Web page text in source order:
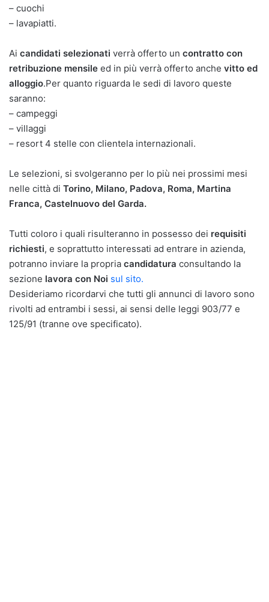
– cuochi
– lavapiatti.
Ai candidati selezionati verrà offerto un contratto con
retribuzione mensile ed in più verrà offerto anche vitto ed
alloggio.Per quanto riguarda le sedi di lavoro queste
saranno:
– campeggi
– villaggi
– resort 4 stelle con clientela internazionali.
Le selezioni, si svolgeranno per lo più nei prossimi mesi
nelle città di Torino, Milano, Padova, Roma, Martina
Franca, Castelnuovo del Garda.
Tutti coloro i quali risulteranno in possesso dei requisiti
richiesti, e soprattutto interessati ad entrare in azienda,
potranno inviare la propria candidatura consultando la
sezione lavora con Noi sul sito.
Desideriamo ricordarvi che tutti gli annunci di lavoro sono
rivolti ad entrambi i sessi, ai sensi delle leggi 903/77 e
125/91 (tranne ove specificato).